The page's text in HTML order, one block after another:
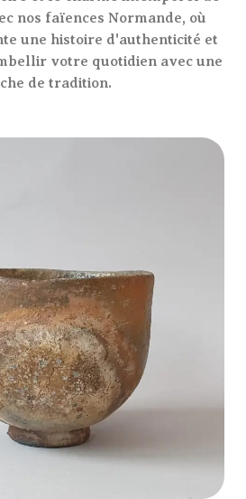
nos faïences Normande, où
une histoire d'authenticité et
votre quotidien avec une
de tradition.